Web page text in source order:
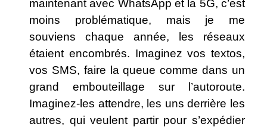
maintenant avec WhatsApp et la 5G, c’est
moins problématique, mais je me
souviens chaque année, les réseaux
étaient encombrés. Imaginez vos textos,
vos SMS, faire la queue comme dans un
grand embouteillage sur l’autoroute.
Imaginez-les attendre, les uns derrière les
autres, qui veulent partir pour s’expédier